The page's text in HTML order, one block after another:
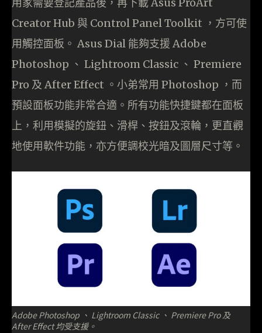
用家需要登記產品後，再下載 Asus ProArt
Creator Hub 與 Control Panel Toolkit ，方可使
用觸控面板。 Asus Dial 能夠支援 Adobe
Photoshop 、 Lightroom Classic 、 Premiere
Pro 及 After Effect 。小弟常用 Photoshop ，而
預設面板功能非常合適。所有功能快捷鍵都在面板
上，利用模擬的旋鈕、滑桿、按鈕及滾輪，更直觀
地使用軟件功能，亦方便調校光暗及圖層尺寸等。
Adobe Photoshop 、 Lightroom Classic 、 Premiere Pro 及
After Effect 均受支援。